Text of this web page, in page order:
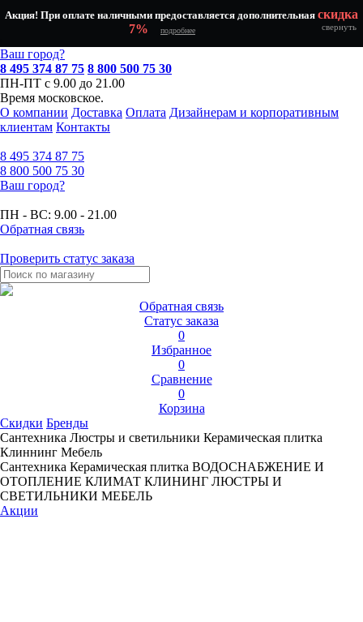
Акция! При оплате наличными предоставляется дополнительная скидка
7%
подробнее свернуть
Ваш город?
8 495 374 87 75 8 800 500 75 30
ПН-ПТ с 9.00 до 21.00
Время московское.
О компании Доставка Оплата Дизайнерам и корпоративным
клиентам Контакты
8 495 374 87 75
8 800 500 75 30
Ваш город?
ПН - ВС: 9.00 - 21.00
Обратная связь
Проверить статус заказа
Обратная связь
Статус заказа
0
Избранное
0
Сравнение
0
Корзина
Скидки Бренды
Сантехника Люстры и светильники Керамическая плитка
Клиннинг Мебель
Сантехника Керамическая плитка ВОДОСНАБЖЕНИЕ И
ОТОПЛЕНИЕ КЛИМАТ КЛИНИНГ ЛЮСТРЫ И
СВЕТИЛЬНИКИ МЕБЕЛЬ
Акции